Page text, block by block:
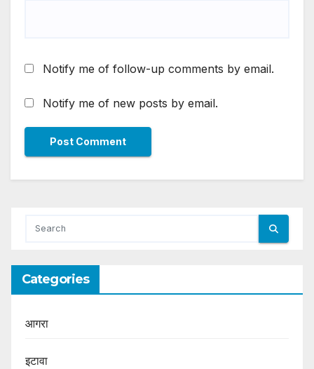
Notify me of follow-up comments by email.
Notify me of new posts by email.
Categories
आगरा
इटावा